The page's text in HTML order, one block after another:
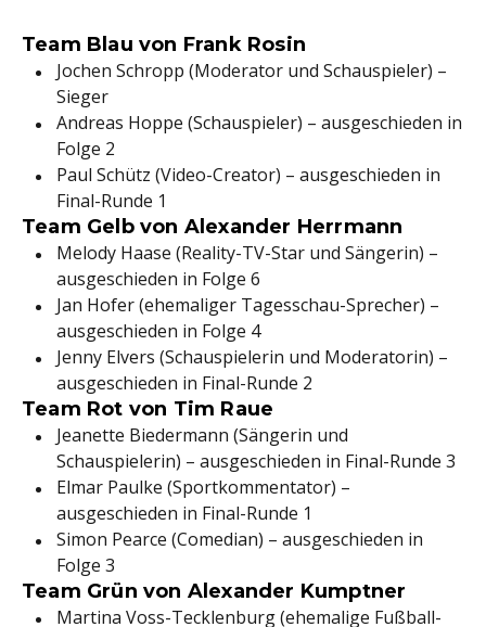
Team Blau von Frank Rosin
Jochen Schropp (Moderator und Schauspieler) –
Sieger
Andreas Hoppe (Schauspieler) – ausgeschieden in
Folge 2
Paul Schütz (Video-Creator) – ausgeschieden in
Final-Runde 1
Team Gelb von Alexander Herrmann
Melody Haase (Reality-TV-Star und Sängerin) –
ausgeschieden in Folge 6
Jan Hofer (ehemaliger Tagesschau-Sprecher) –
ausgeschieden in Folge 4
Jenny Elvers (Schauspielerin und Moderatorin) –
ausgeschieden in Final-Runde 2
Team Rot von Tim Raue
Jeanette Biedermann (Sängerin und
Schauspielerin) – ausgeschieden in Final-Runde 3
Elmar Paulke (Sportkommentator) –
ausgeschieden in Final-Runde 1
Simon Pearce (Comedian) – ausgeschieden in
Folge 3
Team Grün von Alexander Kumptner
Martina Voss-Tecklenburg (ehemalige Fußball-